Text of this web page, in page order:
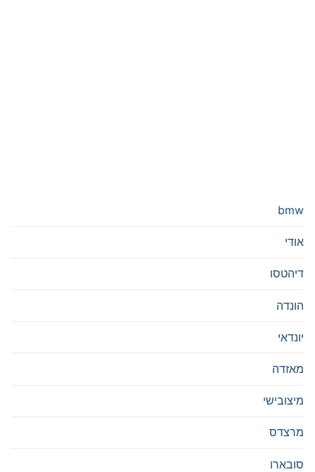
bmw
אודי
דיהטסו
הונדה
יונדאי
מאזדה
מיצובישי
מרצדס
סובארו